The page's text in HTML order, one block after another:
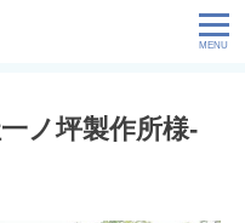
ノ坪製作所様-